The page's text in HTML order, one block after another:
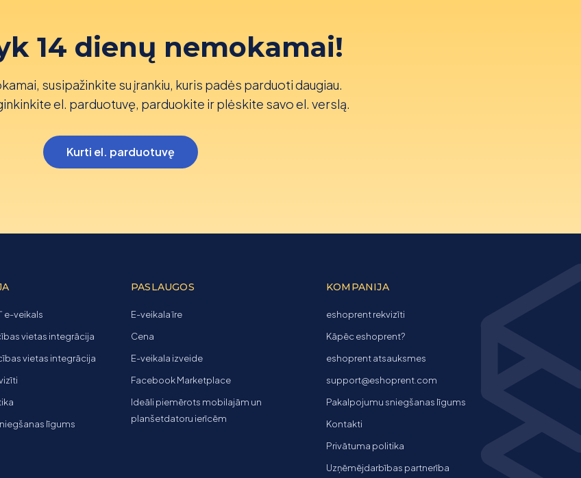
14 dienų nemokamai!
susipažinkite su įrankiu, kuris padės parduoti daugiau.
el. parduotuvę, parduokite ir plėskite savo el. verslą.
Kurti el. parduotuvę
e-veikals
vietas integrācija
vietas integrācija
līgums
PASLAUGOS
E-veikala īre
Cena
E-veikala izveide
Facebook Marketplace
Ideāli piemērots mobilajām un
planšetdatoru ierīcēm
KOMPANIJA
eshoprent rekvizīti
Kāpēc eshoprent?
eshoprent atsauksmes
support@eshoprent.com
Pakalpojumu sniegšanas līgums
Kontakti
Privātuma politika
Uzņēmējdarbības partnerība